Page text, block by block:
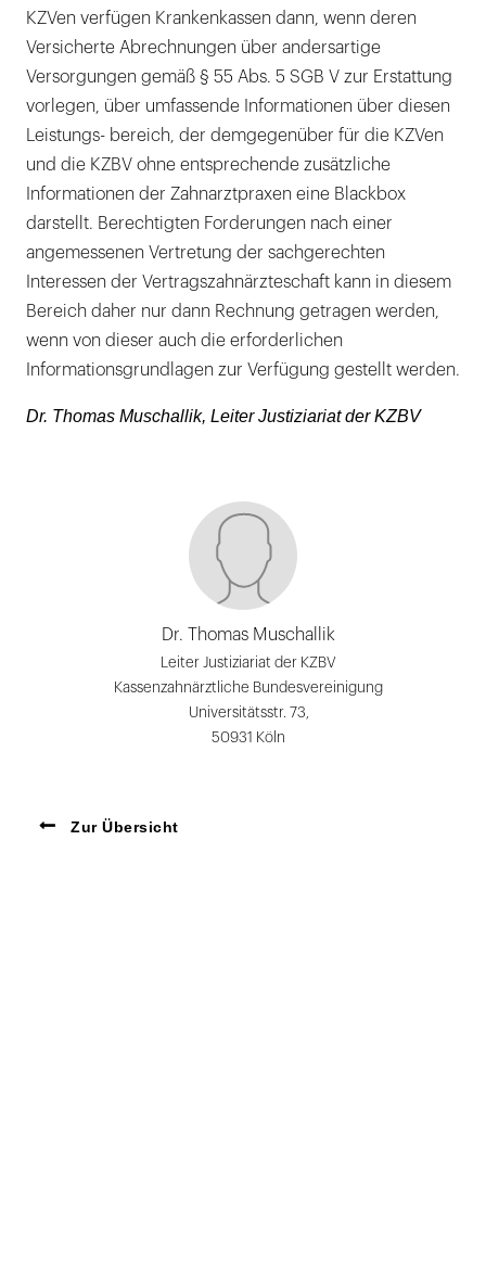
KZVen verfügen Krankenkassen dann, wenn deren
Versicherte Abrechnungen über andersartige
Versorgungen gemäß § 55 Abs. 5 SGB V zur Erstattung
vorlegen, über umfassende Informationen über diesen
Leistungs- bereich, der demgegenüber für die KZVen
und die KZBV ohne entsprechende zusätzliche
Informationen der Zahnarztpraxen eine Blackbox
darstellt. Berechtigten Forderungen nach einer
angemessenen Vertretung der sachgerechten
Interessen der Vertragszahnärzteschaft kann in diesem
Bereich daher nur dann Rechnung getragen werden,
wenn von dieser auch die erforderlichen
Informationsgrundlagen zur Verfügung gestellt werden.
Dr. Thomas Muschallik, Leiter Justiziariat der KZBV
Dr. Thomas Muschallik
Leiter Justiziariat der KZBV
Kassenzahnärztliche Bundesvereinigung
Universitätsstr. 73,
50931 Köln
Zur Übersicht